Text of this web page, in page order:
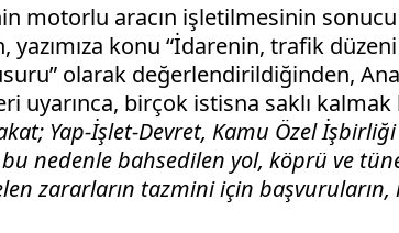
motorlu aracın işletilmesinin
yazımıza konu “İdarenin, trafik
olarak değerlendirildiğinden,
birçok istisna saklı
Yap-İşlet-Devret, Kamu Özel
nedenle bahsedilen yol, köprü ve
zararların tazmini için